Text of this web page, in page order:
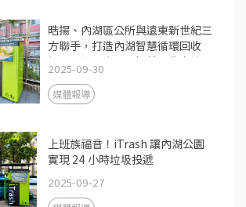
晧揚、內湖區公所與遠東新世紀三
方聯手，打造內湖智慧循環回收
網，內湖五座公園智慧回收上線，
三方合作開啟循環經濟新里程
2025-09-30
媒體報導
上班族福音！iTrash 讓內湖公園
實現 24 小時垃圾投遞
2025-09-27